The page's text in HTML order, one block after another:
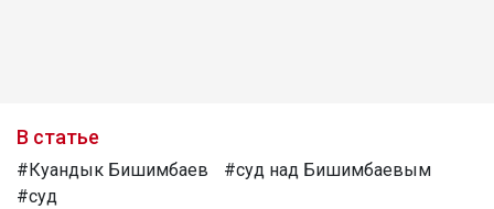
В статье
#Куандык Бишимбаев
#суд над Бишимбаевым
#суд